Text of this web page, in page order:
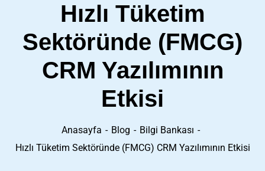
Hızlı Tüketim
Sektöründe (FMCG)
CRM Yazılımının
Etkisi
Anasayfa Blog
Bilgi Bankası
Hızlı Tüketim Sektöründe (FMCG) CRM Yazılımının Etkisi